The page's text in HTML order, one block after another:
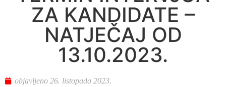
ZA KANDIDATE –
NATJEČAJ OD
13.10.2023.
objavljeno 26. listopada 2023.